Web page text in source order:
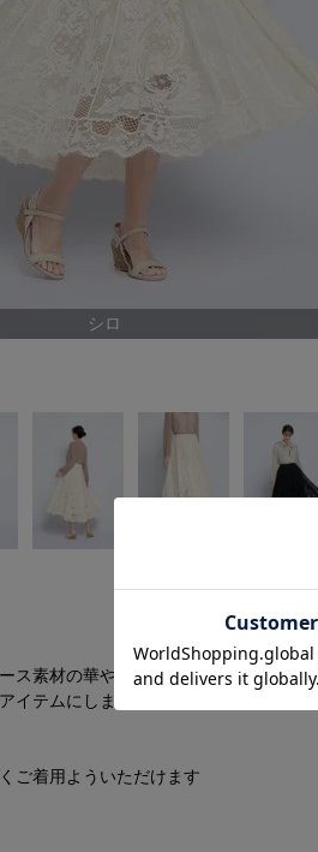
シロ
ス素材の華やかさを一段と引き立てます
イテムにしました
ご着用よういただけます